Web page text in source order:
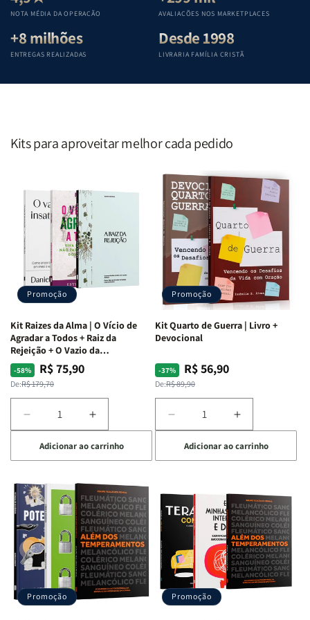
Penkal
Penkal
Penkal
NOTA MÉDIA DA OPERAÇÃO AVALIAÇÕES NOS MARKETPLACES
+8 milhões
ENTREGAS REALIZADAS
Desde 1998
LIVRARIA FAMÍLIA CRISTÃ
Kits para aproveitar melhor cada pedido
Promoção
Kit Raizes da Alma | O Vício de
Agradar a Todos + Raiz da
Rejeição + O Vazio da
Insatisfação.
-58%
Preço
normal
De:R$ 179,70
Preço
promocional
R$ 75,90
Diminuir
a
quantidade
de
Raizes
da
Alma
|
O
Vício
Agradar
a
Aumentar
a
quantidade
de
Raizes
da
Alma
|
O
Vício
de
Agradar
Adicionar ao carrinho
Promoção
Kit Quarto de Guerra | Livro +
Devocional
-37%
Preço
normal
De:R$ 89,90
Preço
promocional
R$ 56,90
Diminuir
a
quantidade
de
Quarto
de
Guerra
Livro
+
Devocional
Aumentar
a
quantidade
de
Quarto
de
Guerra
|
Livro
+
Devocional
Adicionar ao carrinho
Promoção Promoção